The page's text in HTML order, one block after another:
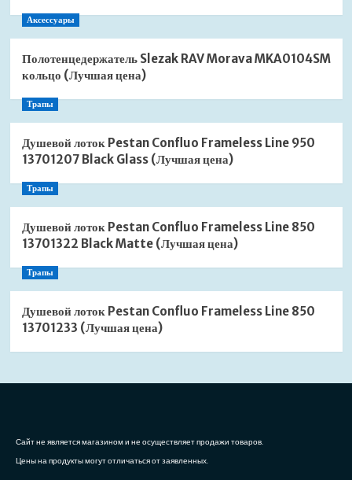
Аксессуары
Полотенцедержатель Slezak RAV Morava MKA0104SM
кольцо (Лучшая цена)
Трапы
Душевой лоток Pestan Confluo Frameless Line 950
13701207 Black Glass (Лучшая цена)
Трапы
Душевой лоток Pestan Confluo Frameless Line 850
13701322 Black Matte (Лучшая цена)
Трапы
Душевой лоток Pestan Confluo Frameless Line 850
13701233 (Лучшая цена)
Сайт не является магазином и не осуществляет продажи товаров.
Цены на продукты могут отличаться от заявленных.